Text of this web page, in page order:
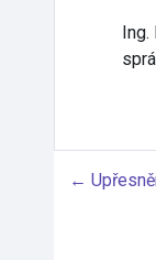
Ing.
←